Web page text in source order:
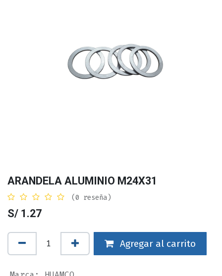
ARANDELA ALUMINIO M24X31
(0 reseña)
S/ 1.27
Agregar al carrito